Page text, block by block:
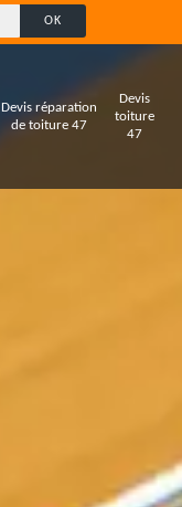
Devis réparation
de toiture 47
Devis
toiture
47